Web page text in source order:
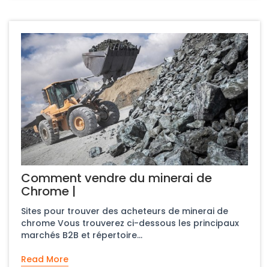
Comment vendre du minerai de
Chrome |
Sites pour trouver des acheteurs de minerai de
chrome Vous trouverez ci-dessous les principaux
marchés B2B et répertoire...
Read More